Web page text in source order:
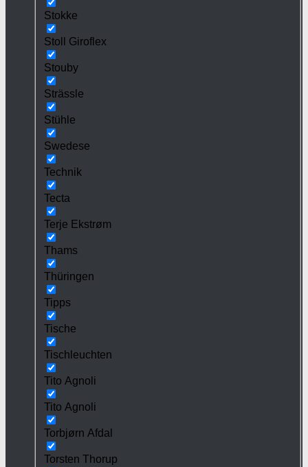
Stokke
Stoll Giroflex
Stouby
Strässle
Stühle
Swedese
Technik
Tecta
Terje Ekstrøm
Thams
Thüringen
Tipps
Tische
Tischleuchten
Tito Agnoli
Tito Agnoli
Torbjørn Afdal
Torsten Thorup